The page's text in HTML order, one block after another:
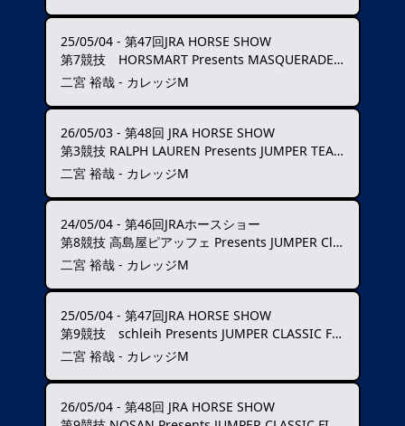
25/05/04 - 第47回JRA HORSE SHOW
第7競技 HORSMART Presents MASQUERADE RELAY
二宮 裕哉 - カレッジM
26/05/03 - 第48回 JRA HORSE SHOW
第3競技 RALPH LAUREN Presents JUMPER TEAM CLASSIC
二宮 裕哉 - カレッジM
24/05/04 - 第46回JRAホースショー
第8競技 高島屋ピアッフェ Presents JUMPER Classic Final
二宮 裕哉 - カレッジM
25/05/04 - 第47回JRA HORSE SHOW
第9競技 schleih Presents JUMPER CLASSIC FINAL
二宮 裕哉 - カレッジM
26/05/04 - 第48回 JRA HORSE SHOW